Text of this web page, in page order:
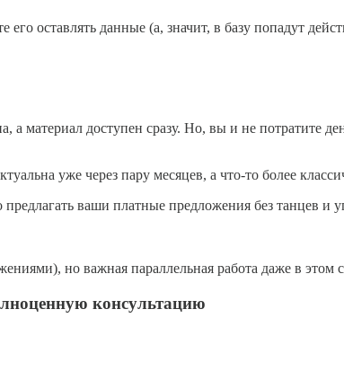
оставлять данные (а, значит, в базу попадут
а материал доступен сразу. Но, вы и не потратите
уже через пару месяцев, а что-то более
ваши платные предложения без танцев и
но важная параллельная работа даже в этом
консультацию